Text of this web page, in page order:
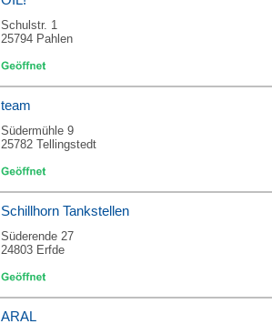
Schulstr. 1
25794 Pahlen
team
Südermühle 9
25782 Tellingstedt
Schillhorn Tankstellen
Süderende 27
24803 Erfde
ARAL